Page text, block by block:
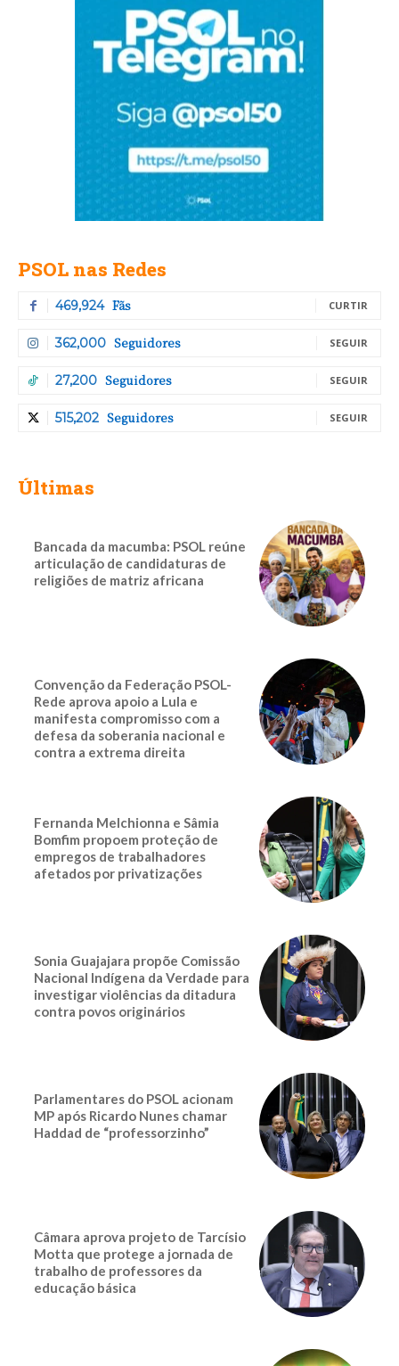
PSOL nas Redes
469,924 Fãs CURTIR
362,000 Seguidores SEGUIR
27,200 Seguidores SEGUIR
515,202 Seguidores SEGUIR
Últimas
Bancada da macumba: PSOL reúne
articulação de candidaturas de
religiões de matriz africana
Convenção da Federação PSOL-
Rede aprova apoio a Lula e
manifesta compromisso com a
defesa da soberania nacional e
contra a extrema direita
Fernanda Melchionna e Sâmia
Bomfim propoem proteção de
empregos de trabalhadores
afetados por privatizações
Sonia Guajajara propõe Comissão
Nacional Indígena da Verdade para
investigar violências da ditadura
contra povos originários
Parlamentares do PSOL acionam
MP após Ricardo Nunes chamar
Haddad de “professorzinho”
Câmara aprova projeto de Tarcísio
Motta que protege a jornada de
trabalho de professores da
educação básica